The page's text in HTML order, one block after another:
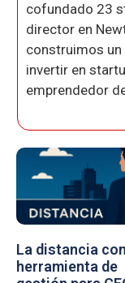
cofundado 23
director en
construimos
invertir en
emprendedor
La distancia
herramienta de